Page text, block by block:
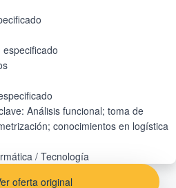
Análisis funcional; toma de
conocimientos en logística
oferta original